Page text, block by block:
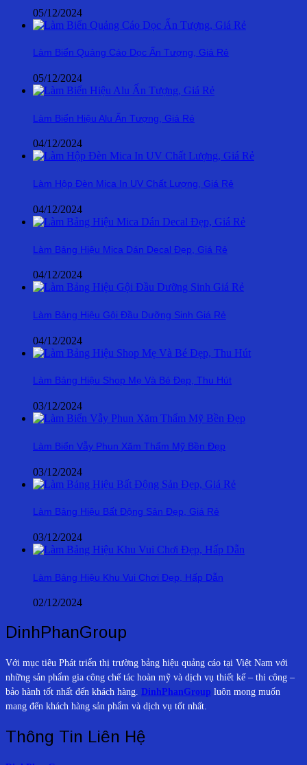
05/12/2024
Làm Biển Quảng Cáo Dọc Ấn Tượng, Giá Rẻ
05/12/2024
Làm Biển Hiệu Alu Ấn Tượng, Giá Rẻ
04/12/2024
Làm Hộp Đèn Mica In UV Chất Lượng, Giá Rẻ
04/12/2024
Làm Bảng Hiệu Mica Dán Decal Đẹp, Giá Rẻ
04/12/2024
Làm Bảng Hiệu Gội Đầu Dưỡng Sinh Giá Rẻ
04/12/2024
Làm Bảng Hiệu Shop Mẹ Và Bé Đẹp, Thu Hút
03/12/2024
Làm Biển Vẫy Phun Xăm Thẩm Mỹ Bền Đẹp
03/12/2024
Làm Bảng Hiệu Bất Động Sản Đẹp, Giá Rẻ
03/12/2024
Làm Bảng Hiệu Khu Vui Chơi Đẹp, Hấp Dẫn
02/12/2024
DinhPhanGroup
Với mục tiêu Phát triển thị trường bảng hiệu quảng cáo tại Việt Nam với
những sản phẩm gia công chế tác hoàn mỹ và dịch vụ thiết kế – thi công –
bảo hành tốt nhất đến khách hàng. DinhPhanGroup luôn mong muốn
mang đến khách hàng sản phẩm và dịch vụ tốt nhất.
Thông Tin Liên Hệ